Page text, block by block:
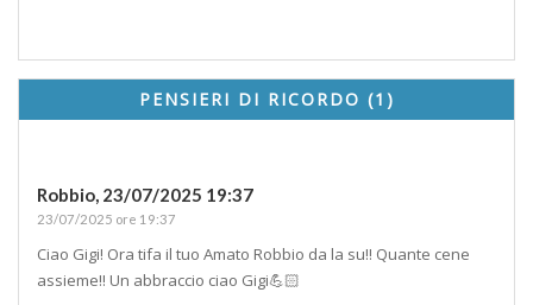
PENSIERI DI RICORDO (1)
Robbio, 23/07/2025 19:37
23/07/2025 ore 19:37
Ciao Gigi! Ora tifa il tuo Amato Robbio da la su!! Quante cene
assieme!! Un abbraccio ciao Gigi💪🏻